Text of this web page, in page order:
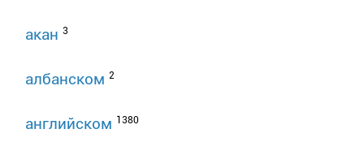
акан 3
албанском 2
английском 1380